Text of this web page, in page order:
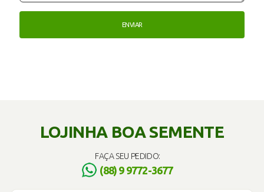
LOJINHA BOA SEMENTE
FAÇA SEU PEDIDO:
(88) 9 9772-3677